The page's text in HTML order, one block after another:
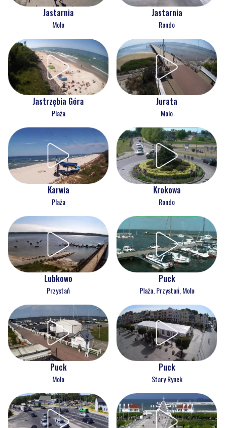
Jastarnia
Molo
Jastarnia
Rondo
Jastrzębia Góra
Plaża
Jurata
Molo
Karwia
Plaża
Krokowa
Rondo
Lubkowo
Przystań
Puck
Plaża, Przystań, Molo
Puck
Molo
Puck
Stary Rynek